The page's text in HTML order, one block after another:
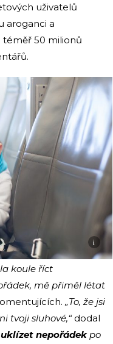
uživatelů
aroganci a
50 milionů
i
koule říct
mě přiměl létat
„To, že jsi
tvoji sluhové,“dodal
uklízet nepořádekpo